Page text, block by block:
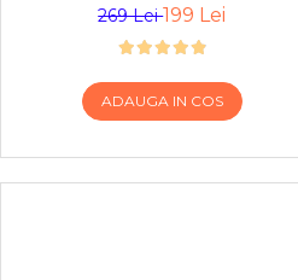
269 Lei199 Lei
ADAUGA IN COS